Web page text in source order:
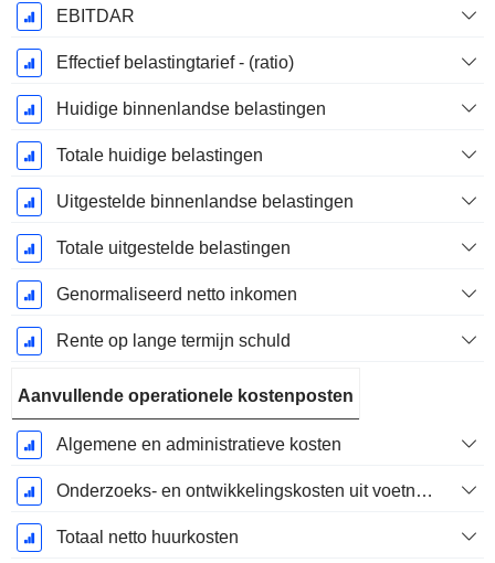
EBITDAR
Effectief belastingtarief - (ratio)
Huidige binnenlandse belastingen
Totale huidige belastingen
Uitgestelde binnenlandse belastingen
Totale uitgestelde belastingen
Genormaliseerd netto inkomen
Rente op lange termijn schuld
Aanvullende operationele kostenposten
Algemene en administratieve kosten
Onderzoeks- en ontwikkelingskosten uit voetnoten
Totaal netto huurkosten